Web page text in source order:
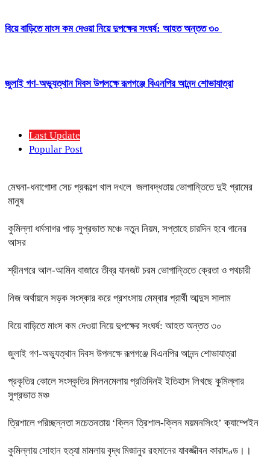
বিয়ে বাড়িতে মাংস কম দেওয়া নিয়ে দুপক্ষের সংঘর্ষ: আহত অন্তত ৩০ ​
জুলাই গণ-অভ্যুত্থান দিবস উপলক্ষে রূপগঞ্জে বিএনপির আনন্দ শোভাযাত্রা
Last Update
Popular Post
মেঘনা-ধনাগোদা সেচ প্রকল্পে খাল দখলে জলাবদ্ধতায় ভোগান্তিতে দুই গ্রামের
মানুষ
কুমিল্লা ধর্মসাগর পাড় সুপ্রভাত মঞ্চে নতুন নিয়ম, সপ্তাহে চারদিন হবে গানের
আসর
শ্রীনগরে আল-আমিন বাজারে তীব্র যানজট চরম ভোগান্তিতে ক্রেতা ও পথচারী
নিজ অর্থায়নে সড়ক সংস্কার করে প্রশংসায় মেম্বার প্রার্থী আব্দুস সালাম
বিয়ে বাড়িতে মাংস কম দেওয়া নিয়ে দুপক্ষের সংঘর্ষ: আহত অন্তত ৩০ ​
জুলাই গণ-অভ্যুত্থান দিবস উপলক্ষে রূপগঞ্জে বিএনপির আনন্দ শোভাযাত্রা
প্রকৃতির কোলে সংস্কৃতির মিলনমেলায় প্রতিদিনই ইতিহাস লিখছে কুমিল্লার
সুপ্রভাত মঞ্চ
ত্রিশালে পরিচ্ছন্নতা সচেতনতায় ‘ক্লিন ত্রিশাল-ক্লিন ময়মনসিংহ’ ক্যাম্পেইন
কুমিল্লায় সোহান হত্যা মামলায় বৃদ্ধ মিজানুর রহমানের যাবজ্জীবন কারাদণ্ড।।